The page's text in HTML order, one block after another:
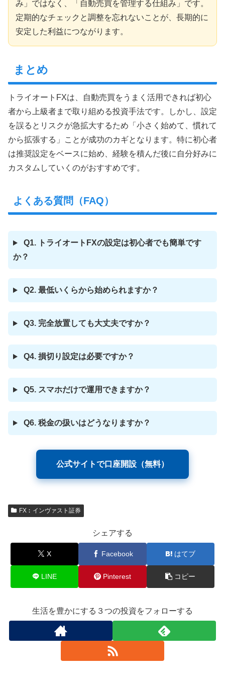
み」ではなく、「自動売買を管理する仕組み」です。
定期的なチェックと調整を忘れないことが、長期的に
安定した利益につながります。
まとめ
トライオートFXは、自動売買をうまく活用できれば初心
者から上級者まで取り組める投資手法です。しかし、設定
を誤るとリスクが急拡大するため「小さく始めて、慣れて
から拡張する」ことが成功のカギとなります。特に初心者
は推奨設定をベースに始め、経験を積んだ後に自分好みに
カスタムしていくのがおすすめです。
よくある質問（FAQ）
Q1. トライオートFXの設定は初心者でも簡単です
か？
Q2. 最低いくらから始められますか？
Q3. 完全放置しても大丈夫ですか？
Q4. 損切り設定は必要ですか？
Q5. スマホだけで運用できますか？
Q6. 税金の扱いはどうなりますか？
公式サイトで口座開設（無料）
FX︰インヴァスト証券
シェアする
X Facebook はてブ
LINE Pinterest コピー
生活を豊かにする３つの投資をフォローする